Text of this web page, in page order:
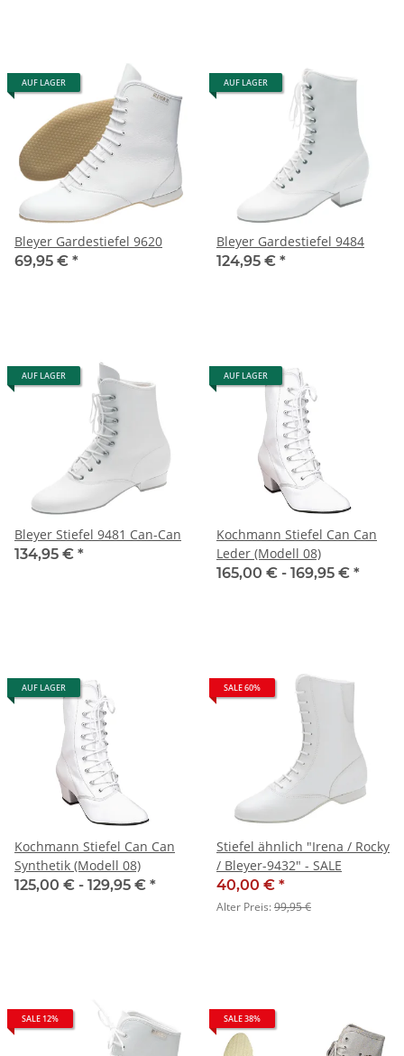
AUF LAGER
Bleyer Gardestiefel 9620
69,95 € *
AUF LAGER
Bleyer Gardestiefel 9484
124,95 € *
AUF LAGER
Bleyer Stiefel 9481 Can-Can
134,95 € *
AUF LAGER
Kochmann Stiefel Can Can
Leder (Modell 08)
165,00 € - 169,95 € *
AUF LAGER
Kochmann Stiefel Can Can
Synthetik (Modell 08)
125,00 € - 129,95 € *
SALE 60%
Stiefel ähnlich "Irena / Rocky
/ Bleyer-9432" - SALE
40,00 € *
Alter Preis:99,95 €
SALE 12% SALE 38%